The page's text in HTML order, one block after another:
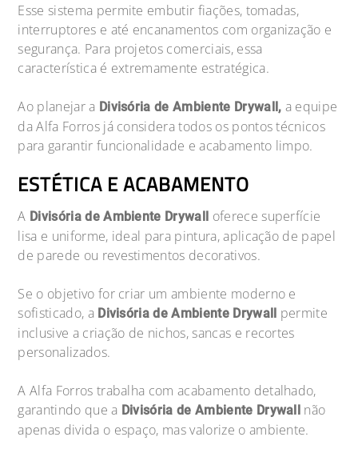
Esse sistema permite embutir fiações, tomadas,
interruptores e até encanamentos com organização e
segurança. Para projetos comerciais, essa
característica é extremamente estratégica.
Ao planejar a Divisória de Ambiente Drywall, a equipe
da Alfa Forros já considera todos os pontos técnicos
para garantir funcionalidade e acabamento limpo.
ESTÉTICA E ACABAMENTO
A Divisória de Ambiente Drywall oferece superfície
lisa e uniforme, ideal para pintura, aplicação de papel
de parede ou revestimentos decorativos.
Se o objetivo for criar um ambiente moderno e
sofisticado, a Divisória de Ambiente Drywall permite
inclusive a criação de nichos, sancas e recortes
personalizados.
A Alfa Forros trabalha com acabamento detalhado,
garantindo que a Divisória de Ambiente Drywall não
apenas divida o espaço, mas valorize o ambiente.